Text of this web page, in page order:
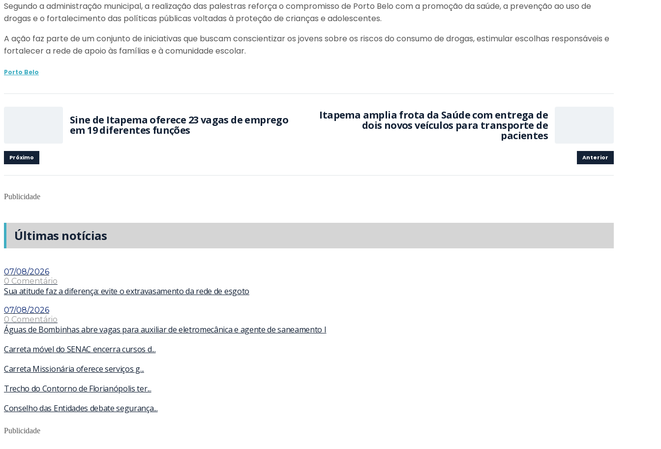
Segundo a administração municipal, a realização das palestras reforça o compromisso de Porto Belo com a promoção da saúde, a prevenção ao uso de
drogas e o fortalecimento das políticas públicas voltadas à proteção de crianças e adolescentes.
A ação faz parte de um conjunto de iniciativas que buscam conscientizar os jovens sobre os riscos do consumo de drogas, estimular escolhas responsáveis e
fortalecer a rede de apoio às famílias e à comunidade escolar.
Porto Belo
Sine de Itapema oferece 23 vagas de emprego
em 19 diferentes funções
Próximo
Itapema amplia frota da Saúde com entrega de
dois novos veículos para transporte de
pacientes
Anterior
Publicidade
Últimas notícias
07/08/2026
0 Comentário
Sua atitude faz a diferença: evite o extravasamento da rede de esgoto
07/08/2026
0 Comentário
Águas de Bombinhas abre vagas para auxiliar de eletromecânica e agente de saneamento I
Carreta móvel do SENAC encerra cursos d...
Carreta Missionária oferece serviços g...
Trecho do Contorno de Florianópolis ter...
Conselho das Entidades debate segurança...
Publicidade